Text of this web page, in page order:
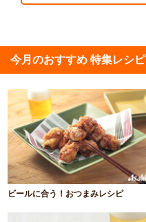
今月のおすすめ 特集レシピ
ビールに合う！おつまみレシピ